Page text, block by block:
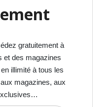
gratuitement à
et des magazines
illimité à tous les
magazines, aux